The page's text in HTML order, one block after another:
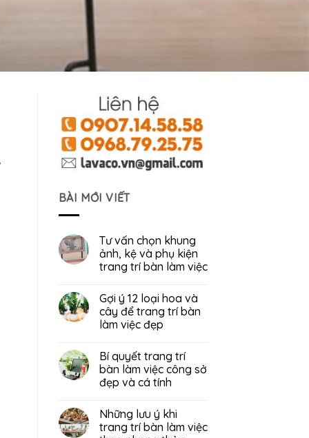
BÀI MỚI VIẾT
Tư vấn chọn khung
ảnh, kệ và phụ kiện
trang trí bàn làm việc
Gợi ý 12 loại hoa và
cây để trang trí bàn
làm việc đẹp
Bí quyết trang trí
bàn làm việc công sở
đẹp và cá tính
Những lưu ý khi
trang trí bàn làm việc